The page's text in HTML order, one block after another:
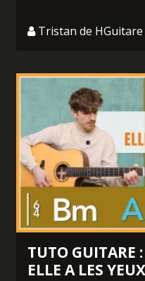
Tristan de HGuitare
TUTO GUITARE
ELLE A LES